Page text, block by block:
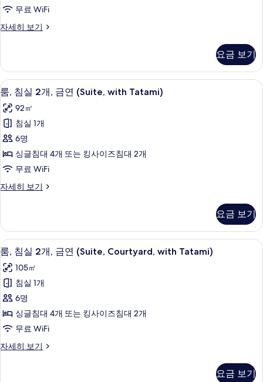
(Corner
Suite
사
진
모
두
보
기
무료 WiFi
자세히 보기
룸,
개,
금
연
(Corner
Suite
with
Tatami)
자
세
히
보
기
요금 보기
룸,
침
실
2
개,
금
연
(Suite,
사
진
모
두
보
기
5
룸, 침실 2개, 금연 (Suite, with Tatami)
92㎡
침실 1개
6명
싱글침대 4개 또는 킹사이즈침대 2개
무료 WiFi
자세히 보기
룸,
개,
금
연
(Suite,
with
Tatami)
자
세
히
보
기
요금 보기
룸,
침
실
2
개,
금
연
(Suite,
5
룸, 침실 2개, 금연 (Suite, Courtyard, with Tatami)
105㎡
침실 1개
6명
싱글침대 4개 또는 킹사이즈침대 2개
무료 WiFi
자세히 보기
룸,
요금 보기